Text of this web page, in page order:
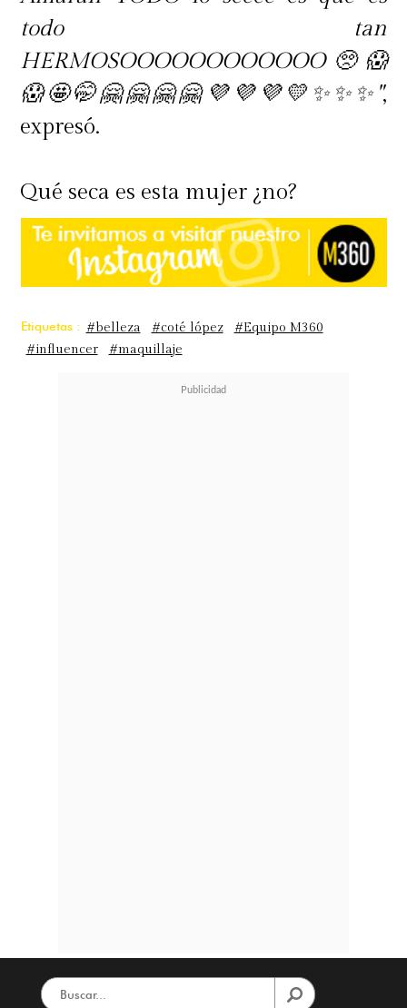
todo tan
HERMOSOOOOOOOOOOOO🥺😱
😱🤩🤭🤗🤗🤗🤗💜💜💜💛✨✨✨",
expresó.
Qué seca es esta mujer ¿no?
Etiquetas : #belleza #coté lópez
#Equipo M360
#influencer
#maquillaje